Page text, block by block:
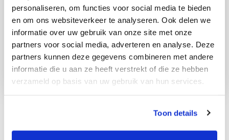
personaliseren, om functies voor social media te bieden
en om ons websiteverkeer te analyseren. Ook delen we
informatie over uw gebruik van onze site met onze
partners voor social media, adverteren en analyse. Deze
partners kunnen deze gegevens combineren met andere
informatie die u aan ze heeft verstrekt of die ze hebben
verzameld op basis van uw gebruik van hun services.
Toon details
Ostali zaposlenici